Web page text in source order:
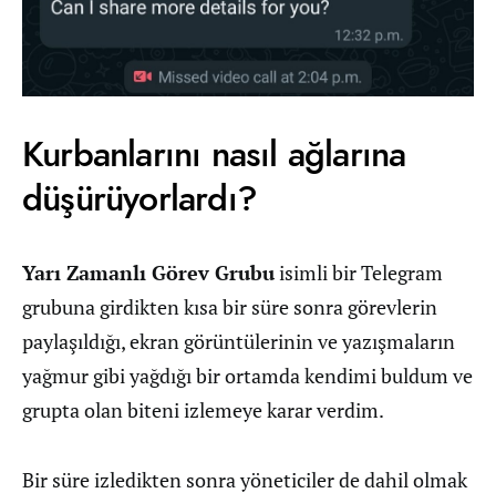
Kurbanlarını nasıl ağlarına
düşürüyorlardı?
Yarı Zamanlı Görev Grubuisimli bir Telegram
grubuna girdikten kısa bir süre sonra görevlerin
paylaşıldığı, ekran görüntülerinin ve yazışmaların
yağmur gibi yağdığı bir ortamda kendimi buldum ve
grupta olan biteni izlemeye karar verdim.
Bir süre izledikten sonra yöneticiler de dahil olmak